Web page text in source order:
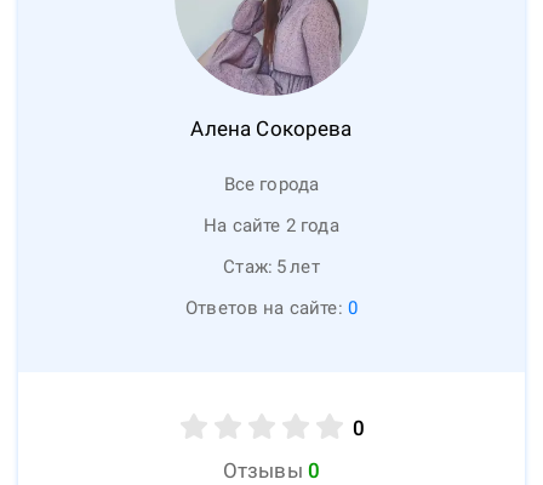
Алена Сокорева
Все города
На сайте 2 года
Стаж: 5лет
Ответов на сайте: 0
0
Отзывы 0